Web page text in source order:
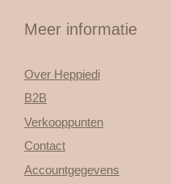
Meer informatie
Over Heppiedi
B2B
Verkooppunten
Contact
Accountgegevens